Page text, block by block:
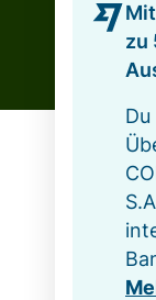
zu